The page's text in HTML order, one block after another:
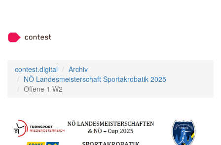
contest.digital
Archiv
NÖ Landesmeisterschaft Sportakrobatik 2025
Offene 1 W2